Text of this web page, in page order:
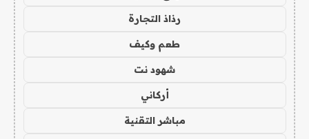
رذاذ التجارة
طعم وكيف
شهود نت
أركاني
مباشر التقنية